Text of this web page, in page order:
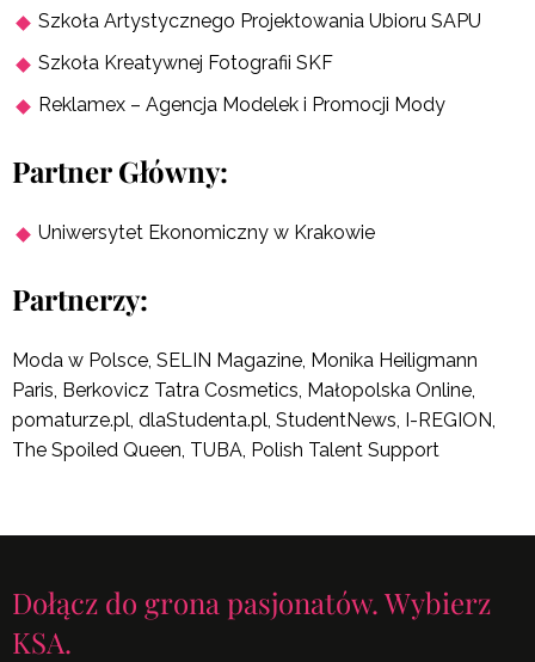
Szkoła Artystycznego Projektowania Ubioru SAPU
Szkoła Kreatywnej Fotografii SKF
Reklamex – Agencja Modelek i Promocji Mody
Partner Główny:
Uniwersytet Ekonomiczny w Krakowie
Partnerzy:
Moda w Polsce, SELIN Magazine, Monika Heiligmann
Paris, Berkovicz Tatra Cosmetics, Małopolska Online,
pomaturze.pl, dlaStudenta.pl, StudentNews, I-REGION,
The Spoiled Queen, TUBA, Polish Talent Support
Dołącz do grona pasjonatów. Wybierz
KSA.